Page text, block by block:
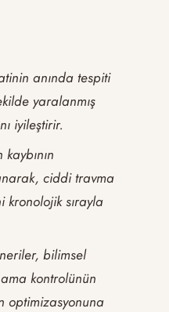
anında tespiti
yaralanmış
iyileştirir.
ciddi travma
kronolojik sırayla
bilimsel
kontrolünün
optimizasyonuna